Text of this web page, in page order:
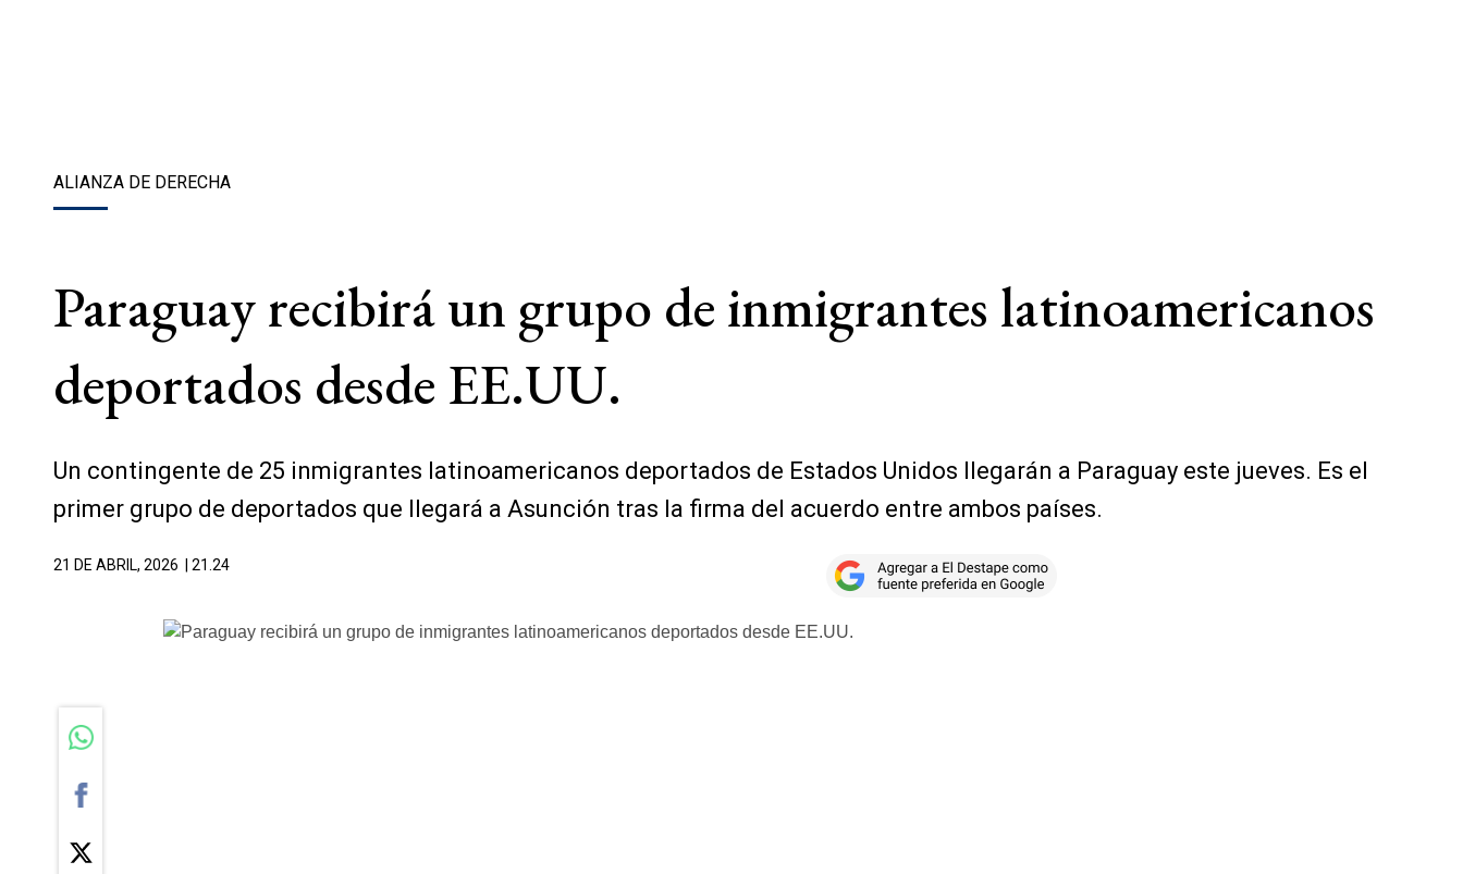
ALIANZA DE DERECHA
Paraguay recibirá un grupo de inmigrantes latinoamericanos
deportados desde EE.UU.
Un contingente de 25 inmigrantes latinoamericanos deportados de Estados Unidos llegarán a Paraguay este jueves. Es el
primer grupo de deportados que llegará a Asunción tras la firma del acuerdo entre ambos países.
21 DE ABRIL, 2026 | 21.24